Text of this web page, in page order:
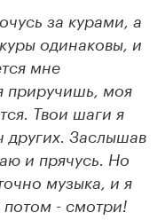
за курами, а
одинаковы, и
мне
приручишь, моя
Твои шаги я
других. Заслышав
и прячусь. Но
музыка, и я
- смотри!